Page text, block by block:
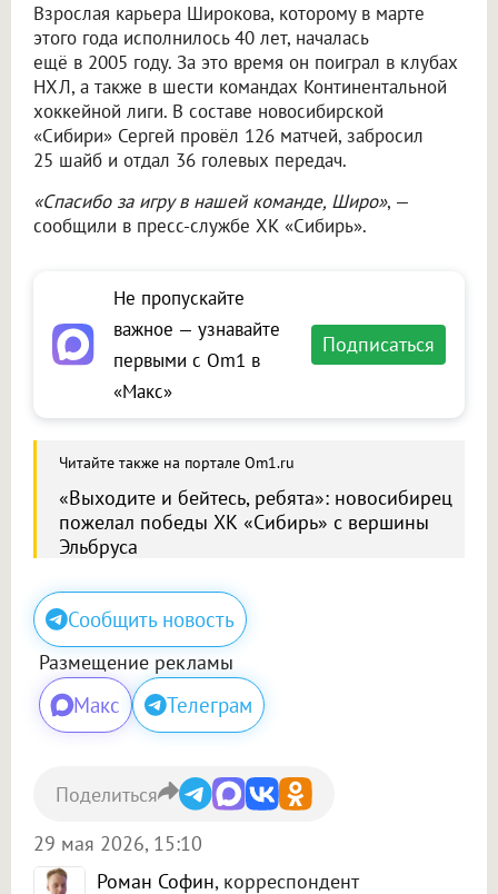
Взрослая карьера Широкова, которому в марте
этого года исполнилось 40 лет, началась
ещё в 2005 году. За это время он поиграл в клубах
НХЛ, а также в шести командах Континентальной
хоккейной лиги. В составе новосибирской
«Сибири» Сергей провёл 126 матчей, забросил
25 шайб и отдал 36 голевых передач.
«Спасибо за игру в нашей команде, Широ», —
сообщили в пресс-службе ХК «Сибирь».
Не пропускайте
важное — узнавайте
первыми с Om1 в
«Макс»
Подписаться
Читайте также на портале Om1.ru
«Выходите и бейтесь, ребята»: новосибирец
пожелал победы ХК «Сибирь» с вершины
Эльбруса
Сообщить новость
Размещение рекламы
Макс Телеграм
Роман Софин, корреспондент
29 мая 2026, 15:10
Поделиться